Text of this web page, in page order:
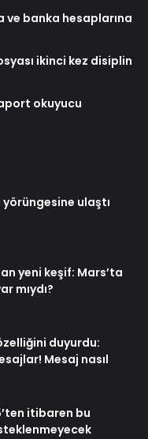
ve banka hesaplarına
ikinci kez disiplin
okuyucu
yörüngesine ulaştı
yeni keşif: Mars’ta
mıydı?
duyurdu:
Mesaj nasıl
itibaren bu